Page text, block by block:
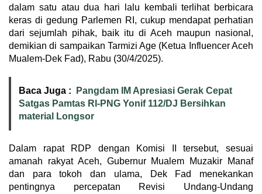
dalam satu atau dua hari lalu kembali terlihat berbicara
keras di gedung Parlemen RI, cukup mendapat perhatian
dari sejumlah pihak, baik itu di Aceh maupun nasional,
demikian di sampaikan Tarmizi Age (Ketua Influencer Aceh
Mualem-Dek Fad), Rabu (30/4/2025).
Baca Juga :
Pangdam IM Apresiasi Gerak Cepat
Satgas Pamtas RI-PNG Yonif 112/DJ Bersihkan
material Longsor
Dalam rapat RDP dengan Komisi II tersebut, sesuai
amanah rakyat Aceh, Gubernur Mualem Muzakir Manaf
dan para tokoh dan ulama, Dek Fad menekankan
pentingnya percepatan Revisi Undang-Undang